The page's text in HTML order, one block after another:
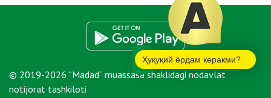
© 2019-2026 “Madad” muassasa shaklidagi nodavlat
notijorat tashkiloti
Ҳуқуқий ёрдам керакми?